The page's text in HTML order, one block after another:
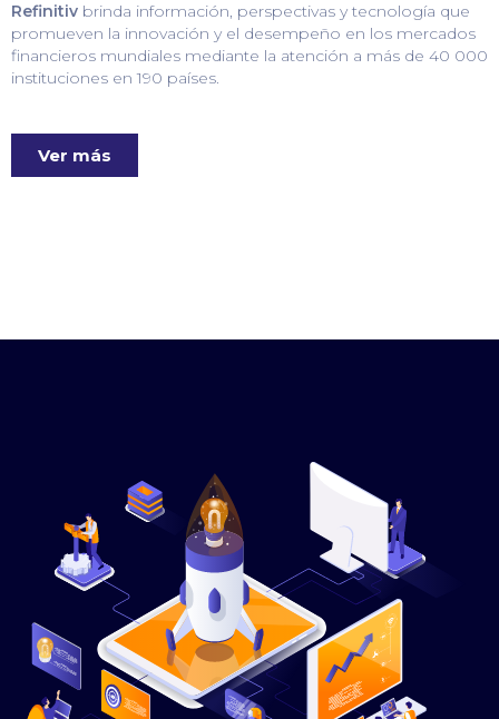
Refinitiv brinda información, perspectivas y tecnología que
promueven la innovación y el desempeño en los mercados
financieros mundiales mediante la atención a más de 40 000
instituciones en 190 países.
Ver más